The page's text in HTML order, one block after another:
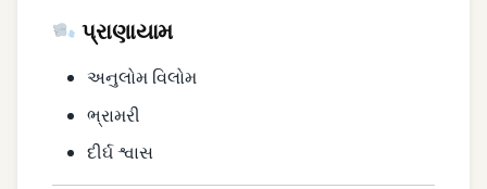
પ્રાણાયામ
અનુલોમ વિલોમ
ભ્રામરી
દીર્ઘ શ્વાસ